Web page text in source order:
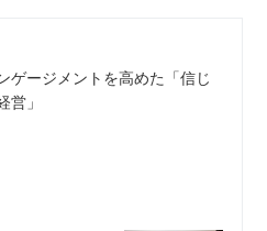
ゲージメントを高めた「信じ
営」